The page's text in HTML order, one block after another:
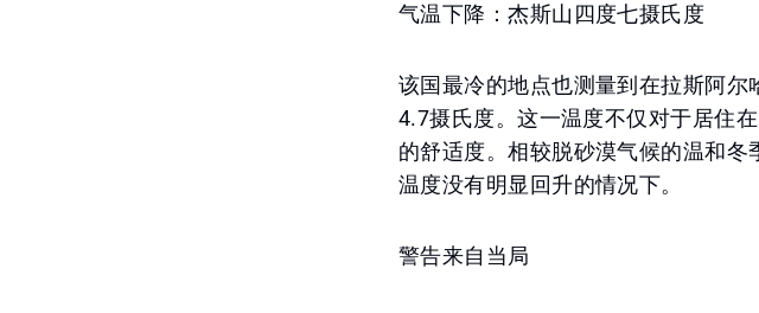
气温下降：杰斯山四度七摄氏度
该国最冷的地点也测量到在拉斯阿
4.7摄氏度。这一温度不仅对于居住
的舒适度。相较脱砂漠气候的温和
温度没有明显回升的情况下。
警告来自当局